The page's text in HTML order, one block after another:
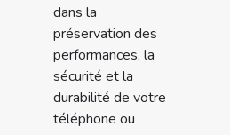
dans la
préservation des
performances, la
sécurité et la
durabilité de votre
téléphone ou